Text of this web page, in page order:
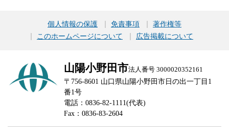
個人情報の保護 免責事項
著作権等
このホームページについて
広告掲載について
山陽小野田市法人番号 3000020352161
〒756-8601 山口県山陽小野田市日の出一丁目1
番1号
電話：0836-82-1111(代表)
Fax：0836-83-2604